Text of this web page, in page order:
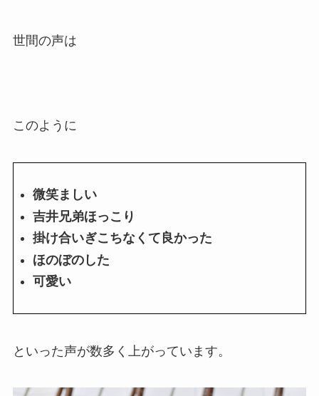
世間の声は
このように
微笑ましい
吉井兄弟ほっこり
掛け合いぎこちなくて良かった
ほのぼのした
可愛い
といった声が数多く上がっています。